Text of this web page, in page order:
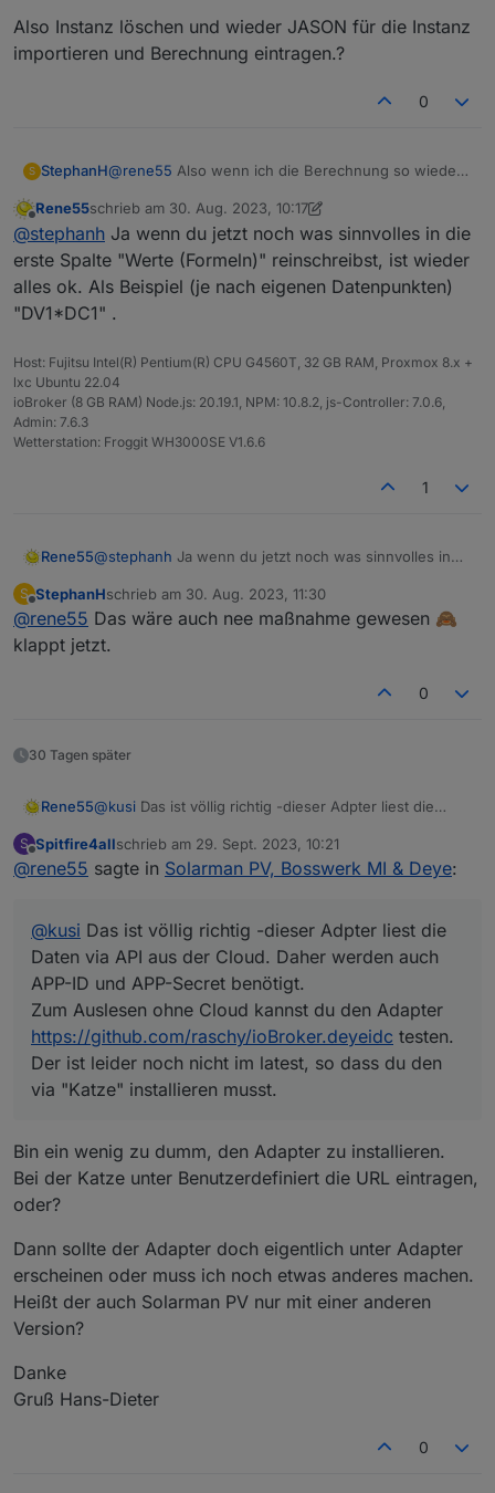
Also Instanz löschen und wieder JASON für die Instanz
importieren und Berechnung eintragen.?
0
S StephanH@rene55 Also wenn ich die Berechnung so wieder
Also Instanz löschen und wieder JASON für die
Instanz importieren und Berechnung eintragen.?
Offline
Rene55schrieb am 30. Aug. 2023, 10:17
zuletzt editiert von Rene55
@stephanh Ja wenn du jetzt noch was sinnvolles in die
erste Spalte "Werte (Formeln)" reinschreibst, ist wieder
alles ok. Als Beispiel (je nach eigenen Datenpunkten)
"DV1*DC1" .
Host: Fujitsu Intel(R) Pentium(R) CPU G4560T, 32 GB RAM, Proxmox 8.x +
lxc Ubuntu 22.04
ioBroker (8 GB RAM) Node.js: 20.19.1, NPM: 10.8.2, js-Controller: 7.0.6,
Admin: 7.6.3
Wetterstation: Froggit WH3000SE V1.6.6
1
Rene55@stephanh Ja wenn du jetzt noch was sinnvolles in
wieder alles ok. Als Beispiel (je nach eigenen
Datenpunkten) "DV1*DC1" .
S
Offline
StephanHschrieb am 30. Aug. 2023, 11:30
zuletzt editiert von
@rene55 Das wäre auch nee maßnahme gewesen 🙈
klappt jetzt.
0
30 Tagen später
Rene55@kusi Das ist völlig richtig -dieser Adpter liest die
ID und APP-Secret benötigt.
Zum Auslesen ohne Cloud kannst du den Adapter
"Katze" installieren musst.
S
Offline
Spitfire4allschrieb am 29. Sept. 2023, 10:21
zuletzt editiert von
@rene55 sagte in Solarman PV, Bosswerk MI & Deye:
@kusi Das ist völlig richtig -dieser Adpter liest die
Daten via API aus der Cloud. Daher werden auch
APP-ID und APP-Secret benötigt.
Zum Auslesen ohne Cloud kannst du den Adapter
https://github.com/raschy/ioBroker.deyeidc testen.
Der ist leider noch nicht im latest, so dass du den
via "Katze" installieren musst.
Bin ein wenig zu dumm, den Adapter zu installieren.
Bei der Katze unter Benutzerdefiniert die URL eintragen,
oder?
Dann sollte der Adapter doch eigentlich unter Adapter
erscheinen oder muss ich noch etwas anderes machen.
Heißt der auch Solarman PV nur mit einer anderen
Version?
Danke
Gruß Hans-Dieter
0